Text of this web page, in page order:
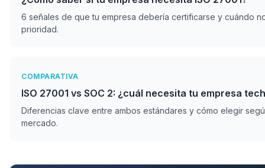
6 señales de que tu empresa debería certificarse y cuándo
prioridad.
COMPARATIVA
ISO 27001 vs SOC 2: ¿cuál necesita tu empresa
Diferencias clave entre ambos estándares y cómo elegir
mercado.